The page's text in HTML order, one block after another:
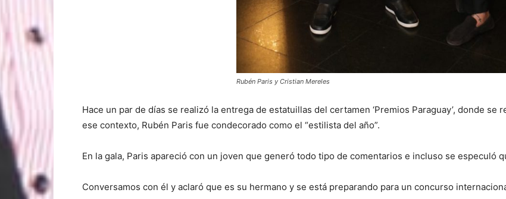
Rubén Paris y Cristian Mereles
Hace un par de días se realizó la entrega de estatuillas del certamen ‘Premios Paraguay’, donde
ese contexto, Rubén Paris fue condecorado como el “estilista del año”.
En la gala, Paris apareció con un joven que generó todo tipo de comentarios e incluso se especuló
Conversamos con él y aclaró que es su hermano y se está preparando para un concurso